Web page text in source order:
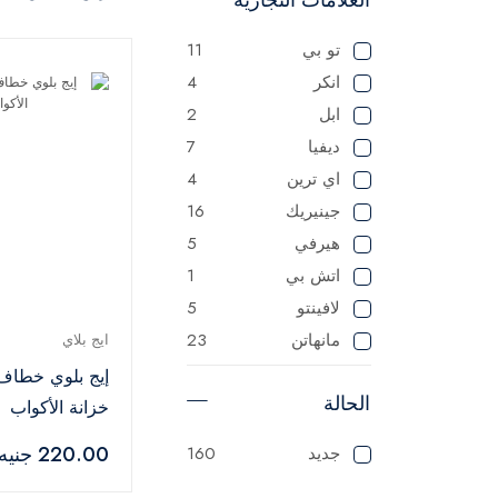
تو بي
11
انكر
4
ابل
2
ديفيا
7
اي ترين
4
جينيريك
16
هيرفي
5
اتش بي
1
لافينتو
5
مانهاتن
23
ميانتا
1
سوناي
الحالة
جديد 160
ايج بلاي
إيج بلوي
خزانة الأكواب
220.00 جنيه